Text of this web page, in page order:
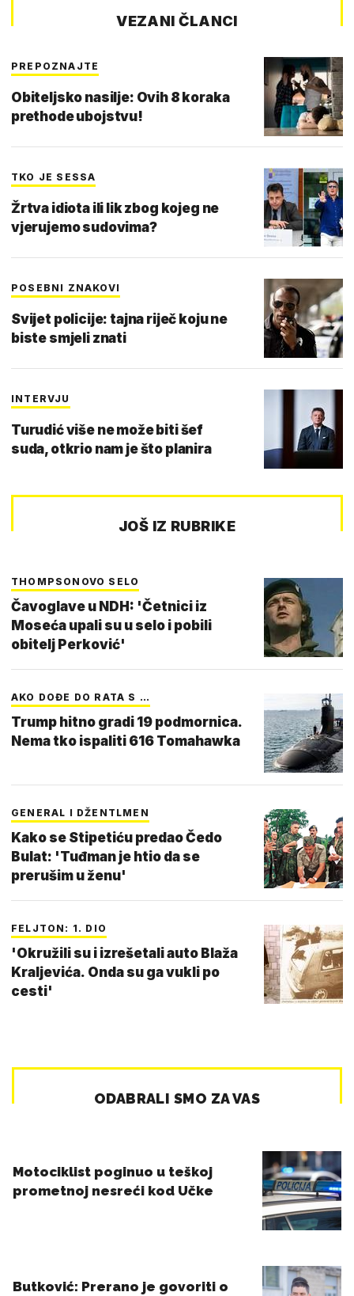
VEZANI ČLANCI
PREPOZNAJTE
Obiteljsko nasilje: Ovih 8 koraka
prethode ubojstvu!
TKO JE SESSA
Žrtva idiota ili lik zbog kojeg ne
vjerujemo sudovima?
POSEBNI ZNAKOVI
Svijet policije: tajna riječ koju ne
biste smjeli znati
INTERVJU
Turudić više ne može biti šef
suda, otkrio nam je što planira
JOŠ IZ RUBRIKE
THOMPSONOVO SELO
Čavoglave u NDH: 'Četnici iz
Moseća upali su u selo i pobili
obitelj Perković'
AKO DOĐE DO RATA S …
Trump hitno gradi 19 podmornica.
Nema tko ispaliti 616 Tomahawka
GENERAL I DŽENTLMEN
Kako se Stipetiću predao Čedo
Bulat: 'Tuđman je htio da se
prerušim u ženu'
FELJTON: 1. DIO
'Okružili su i izrešetali auto Blaža
Kraljevića. Onda su ga vukli po
cesti'